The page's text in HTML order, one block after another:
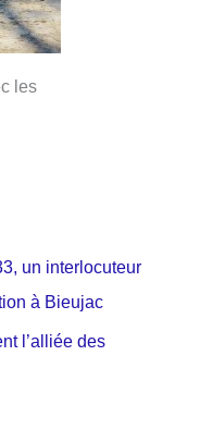
les
un interlocuteur
à Bieujac
l’alliée des